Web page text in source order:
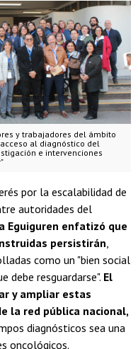
y trabajadores del ámbito
al diagnóstico del
e intervenciones
por la escalabilidad de
autoridades del
Eguiguren enfatizó que
persistirán,
como un "bien social
debe resguardarse". El
y ampliar estas
la red pública nacional,
diagnósticos sea una
oncológicos.